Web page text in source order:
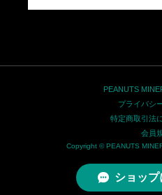
PEANUTS
プライバシ
特定商取引法
会員
Copyright © PEANUTS
ショッ